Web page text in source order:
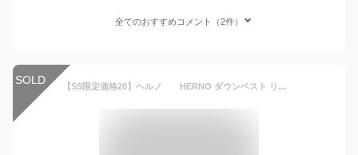
全てのおすすめコメント（2件）
SOLD 【SS限定価格20】ヘルノ HERNO ダウンベスト リブネック メンズ シャモニーナイロン POLAR-TECH ポーラテック ブラック 黒 NYLON CHAMONIX 撥水 国内正規品 でらでら公式 ブランド